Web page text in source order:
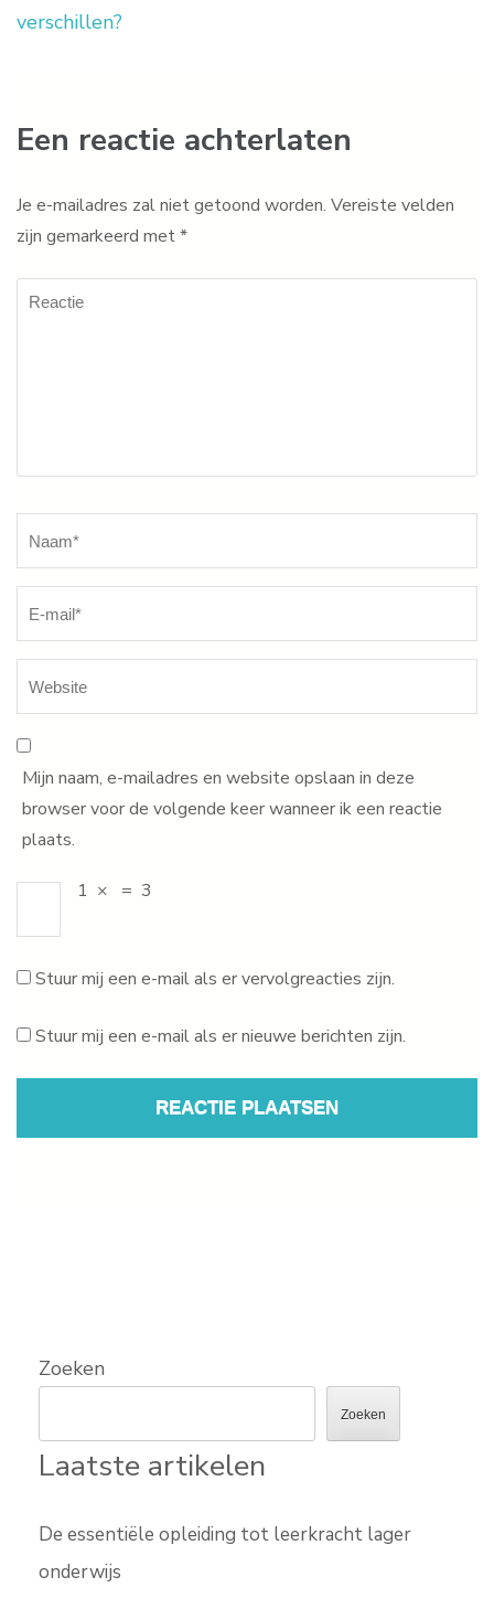
verschillen?
Een reactie achterlaten
Je e-mailadres zal niet getoond worden. Vereiste velden
zijn gemarkeerd met*
Reactie
Mijn naam, e-mailadres en website opslaan in deze
browser voor de volgende keer wanneer ik een reactie
plaats.
1 × = 3
Stuur mij een e-mail als er vervolgreacties zijn.
Stuur mij een e-mail als er nieuwe berichten zijn.
Zoeken
Zoeken
Laatste artikelen
De essentiële opleiding tot leerkracht lager
onderwijs